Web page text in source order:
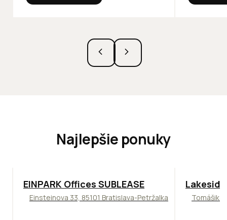
Najlepšie ponuky
TOP ODPORÚČAME
EINPARK Offices SUBLEASE
Einsteinova 33, 85101 Bratislava-Petržalka